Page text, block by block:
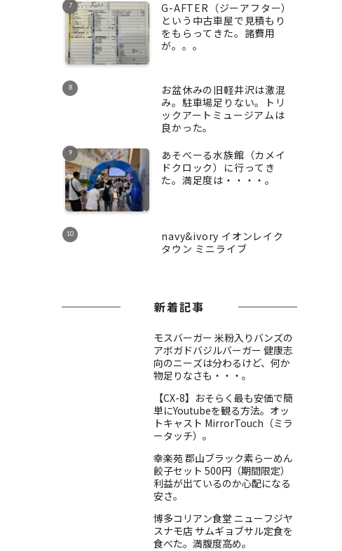
G-AFTER（ジーアフター）
という中古車屋で見積もり
をもらってきた。諸費用
が。。。
お盆休みの旧軽井沢は激混
み。駐車場足りない。トリ
ックアートミュージアムは
良かった。
あそべーる水族館（カメイ
ドクロック）に行ってき
た。満足度は・・・・。
navy&ivory イオンレイク
タウン ミニライブ
新着記事
モスバーガー 米粉入りバンズの
アボガドバジルバーガー 健康志
向のニーズは分わるけど、何か
物足りなさも・・・。
【CX-8】おそらく最も安価で簡
単にYoutubeを観る方法。オッ
トキャスト MirrorTouch（ミラ
ータッチ）。
幸楽苑 郡山ブラック素らーめん
餃子セット 500円（期間限定）
利益が出ているのか心配になる
安さ。
博多コリアン食堂 ニューフジヤ
スナモ店 サムギョブサル定食を
食べた。満腹度高め。